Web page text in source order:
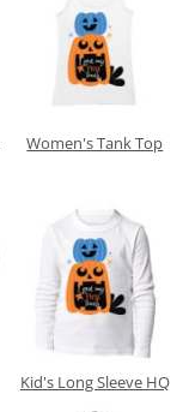
Women's Tank Top
Kid's Long Sleeve HQ